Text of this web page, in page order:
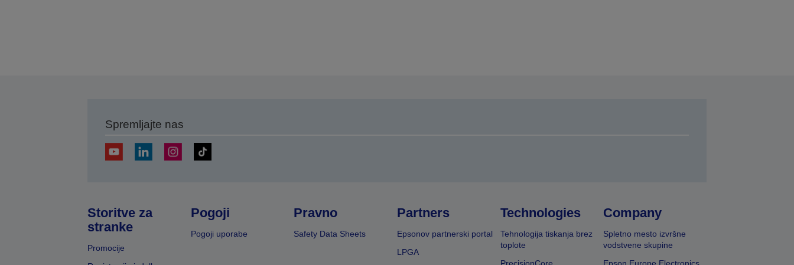
Spremljajte nas
Storitve za
stranke
Promocije
Pogoji
Pogoji uporabe
Pravno
Safety Data Sheets
Partners
Epsonov partnerski portal
LPGA
Technologies
Tehnologija tiskanja brez
toplote
Company
Spletno mesto izvršne
vodstvene skupine